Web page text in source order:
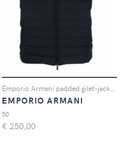
EMPORIO ARMANI
50
€ 250,00